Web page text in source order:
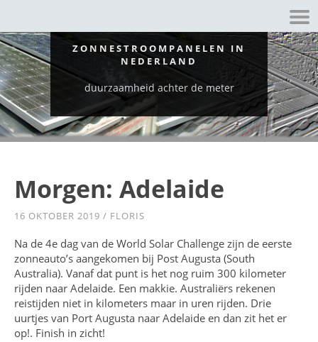
ZONNESTROOMPANELEN IN
NEDERLAND
duurzaamheid achter de meter
Morgen: Adelaide
16 OKTOBER 2019 / FLORIS
Na de 4e dag van de World Solar Challenge zijn de eerste
zonneauto’s aangekomen bij Post Augusta (South
Australia). Vanaf dat punt is het nog ruim 300 kilometer
rijden naar Adelaide. Een makkie. Australiërs rekenen
reistijden niet in kilometers maar in uren rijden. Drie
uurtjes van Port Augusta naar Adelaide en dan zit het er
op!. Finish in zicht!